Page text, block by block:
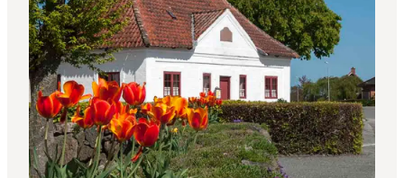
Übernachtung